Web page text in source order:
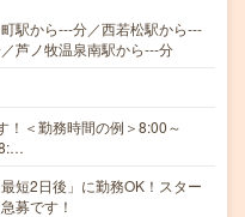
駅から---分／西若松駅から---
芦ノ牧温泉南駅から---分
！＜勤務時間の例＞8:00～
2日後」に勤務OK！スター
募です！